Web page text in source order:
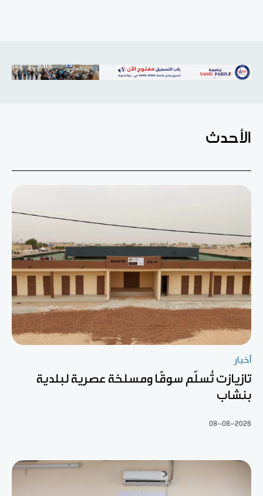
الأحدث
أخبار
تازيازت تُسلّم سوقًا ومسلخة عصرية لبلدية
بنشاب
08-08-2026